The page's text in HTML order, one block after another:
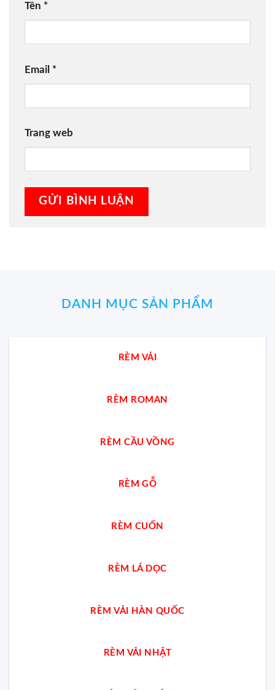
Tên *
Email *
Trang web
DANH MỤC SẢN PHẨM
RÈM VẢI
RÈM ROMAN
RÈM CẦU VỒNG
RÈM GỖ
RÈM CUỐN
RÈM LÁ DỌC
RÈM VẢI HÀN QUỐC
RÈM VẢI NHẬT